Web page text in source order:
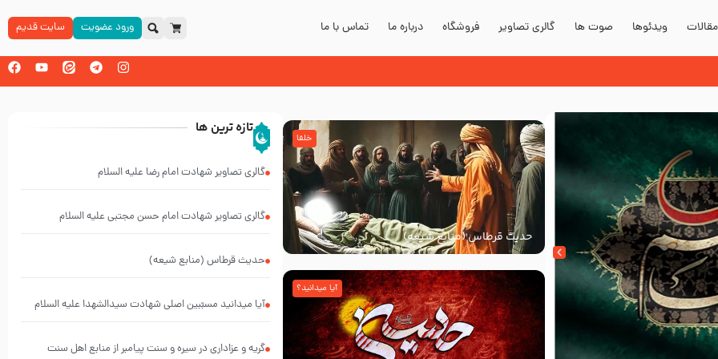
مقالات ویدئوها صوت ها گالری تصاویر فروشگاه درباره ما تماس با ما ورود عضویت سایت قدیم
حدیث قرطاس (منابع شیعه)
خلفا
آیا میدانید؟
تازه ترین ها
گالری تصاویر شهادت امام رضا علیه السلام
گالری تصاویر شهادت امام حسن مجتبی علیه السلام
حدیث قرطاس (منابع شیعه)
آیا میدانید مسبّبین اصلی شهادت سیدالشهدا علیه ‌السلام
گریه و عزاداری در سیره و سنت پیامبر از منابع اهل سنت